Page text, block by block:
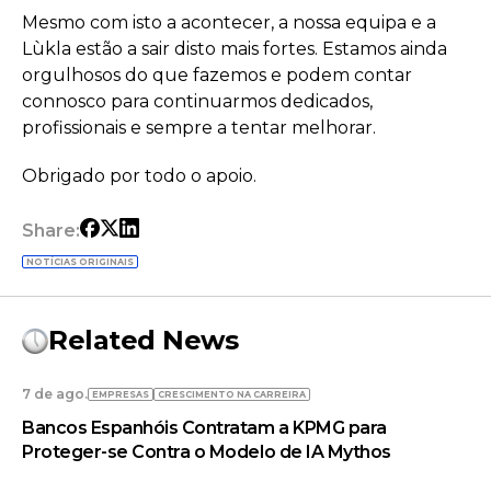
Mesmo com isto a acontecer, a nossa equipa e a
Lùkla estão a sair disto mais fortes. Estamos ainda
orgulhosos do que fazemos e podem contar
connosco para continuarmos dedicados,
profissionais e sempre a tentar melhorar.
Obrigado por todo o apoio.
Share:
NOTÍCIAS ORIGINAIS
Related News
7 de ago. EMPRESAS CRESCIMENTO NA CARREIRA
Bancos Espanhóis Contratam a KPMG para
Proteger-se Contra o Modelo de IA Mythos